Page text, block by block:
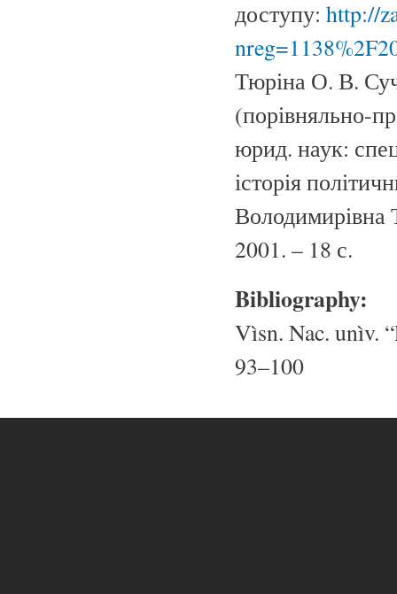
доступу: http://
Тюріна О. В.
(порівняльно-
юрид. наук:
історія
Володимирівна
2001. – 18 с.
Bibliography:
Vìsn. Nac. unìv.
93–100